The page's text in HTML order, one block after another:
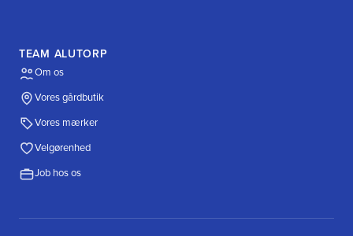
TEAM ALUTORP
Om os
Vores gårdbutik
Vores mærker
Velgørenhed
Job hos os